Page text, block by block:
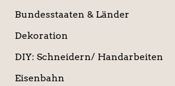
Bundesstaaten & Länder
Dekoration
DIY: Schneidern/ Handarbeiten
Eisenbahn